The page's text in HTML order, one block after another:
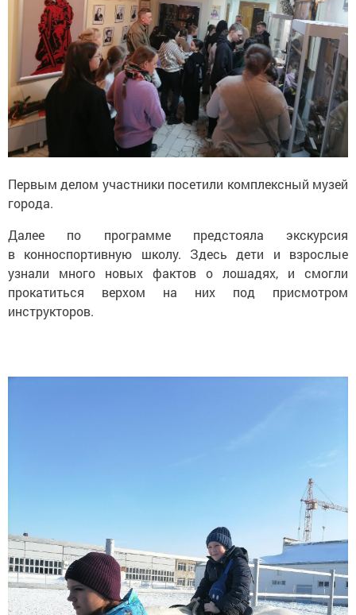
Первым делом участники посетили комплексный музей
города.
Далее по программе предстояла экскурсия
в конноспортивную школу. Здесь дети и взрослые
узнали много новых фактов о лошадях, и смогли
прокатиться верхом на них под присмотром
инструкторов.